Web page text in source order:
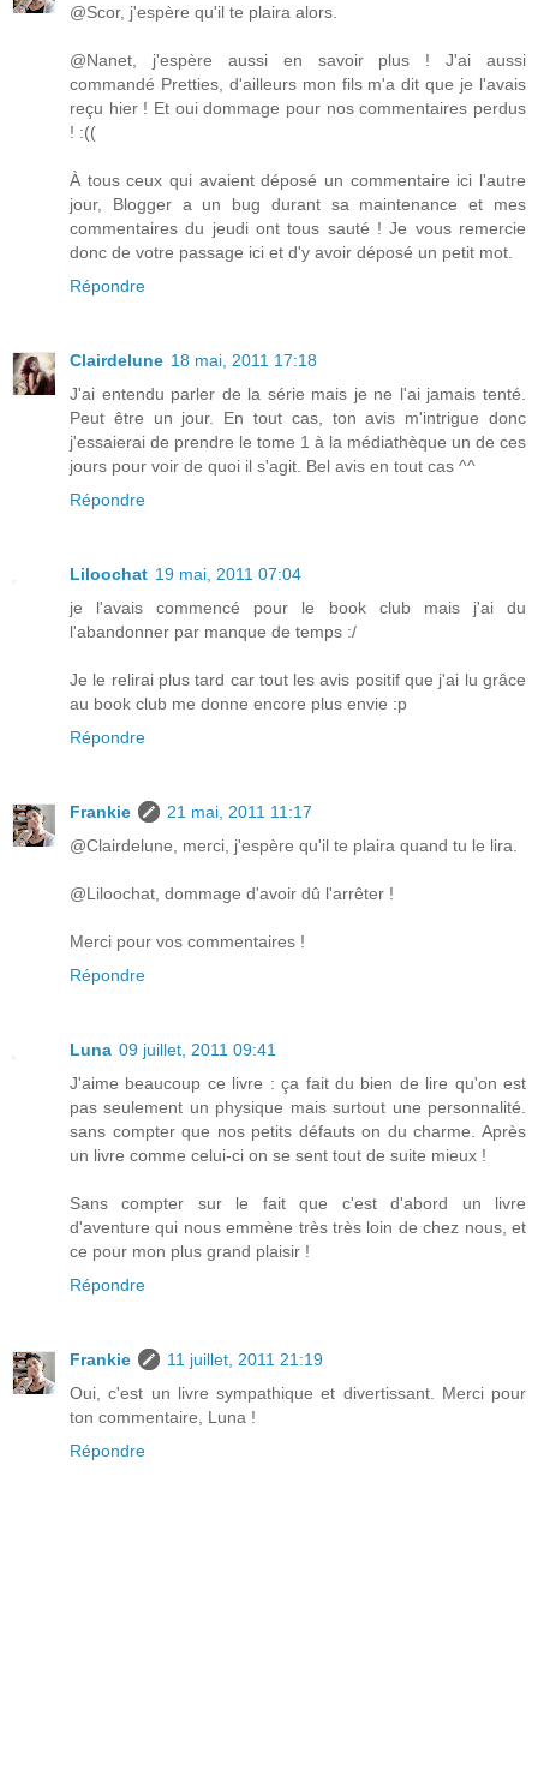
@Scor, j'espère qu'il te plaira alors.
@Nanet, j'espère aussi en savoir plus ! J'ai aussi
commandé Pretties, d'ailleurs mon fils m'a dit que je l'avais
reçu hier ! Et oui dommage pour nos commentaires perdus
! :((
À tous ceux qui avaient déposé un commentaire ici l'autre
jour, Blogger a un bug durant sa maintenance et mes
commentaires du jeudi ont tous sauté ! Je vous remercie
donc de votre passage ici et d'y avoir déposé un petit mot.
Répondre
Clairdelune 18 mai, 2011 17:18
J'ai entendu parler de la série mais je ne l'ai jamais tenté.
Peut être un jour. En tout cas, ton avis m'intrigue donc
j'essaierai de prendre le tome 1 à la médiathèque un de ces
jours pour voir de quoi il s'agit. Bel avis en tout cas ^^
Répondre
Liloochat 19 mai, 2011 07:04
je l'avais commencé pour le book club mais j'ai du
l'abandonner par manque de temps :/
Je le relirai plus tard car tout les avis positif que j'ai lu grâce
au book club me donne encore plus envie :p
Répondre
Frankie
21 mai, 2011 11:17
@Clairdelune, merci, j'espère qu'il te plaira quand tu le lira.
@Liloochat, dommage d'avoir dû l'arrêter !
Merci pour vos commentaires !
Répondre
Luna 09 juillet, 2011 09:41
J'aime beaucoup ce livre : ça fait du bien de lire qu'on est
pas seulement un physique mais surtout une personnalité.
sans compter que nos petits défauts on du charme. Après
un livre comme celui-ci on se sent tout de suite mieux !
Sans compter sur le fait que c'est d'abord un livre
d'aventure qui nous emmène très très loin de chez nous, et
ce pour mon plus grand plaisir !
Répondre
Frankie
11 juillet, 2011 21:19
Oui, c'est un livre sympathique et divertissant. Merci pour
ton commentaire, Luna !
Répondre